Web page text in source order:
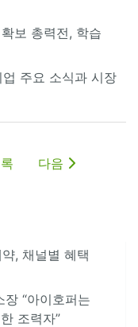
보 총력전, 학습
주요 소식과 시장
다음
, 채널별 혜택
“아이호퍼는
조력자”